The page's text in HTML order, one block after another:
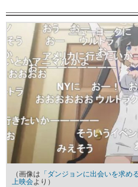
（画像は 「ダンジョンに出会いを求
上映会より）